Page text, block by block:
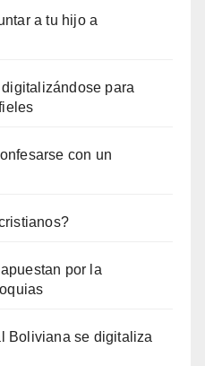
a tu hijo a
para
con un
por la
Boliviana se digitaliza